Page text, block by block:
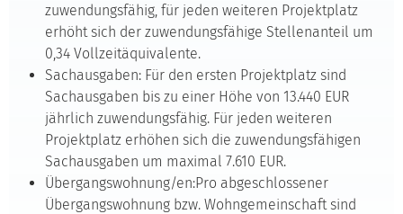
zuwendungsfähig, für jeden weiteren Projektplatz
erhöht sich der zuwendungsfähige Stellenanteil um
0,34 Vollzeitäquivalente.
Sachausgaben: Für den ersten Projektplatz sind
Sachausgaben bis zu einer Höhe von 13.440 EUR
jährlich zuwendungsfähig. Für jeden weiteren
Projektplatz erhöhen sich die zuwendungsfähigen
Sachausgaben um maximal 7.610 EUR.
Übergangswohnung/en:Pro abgeschlossener
Übergangswohnung bzw. Wohngemeinschaft sind